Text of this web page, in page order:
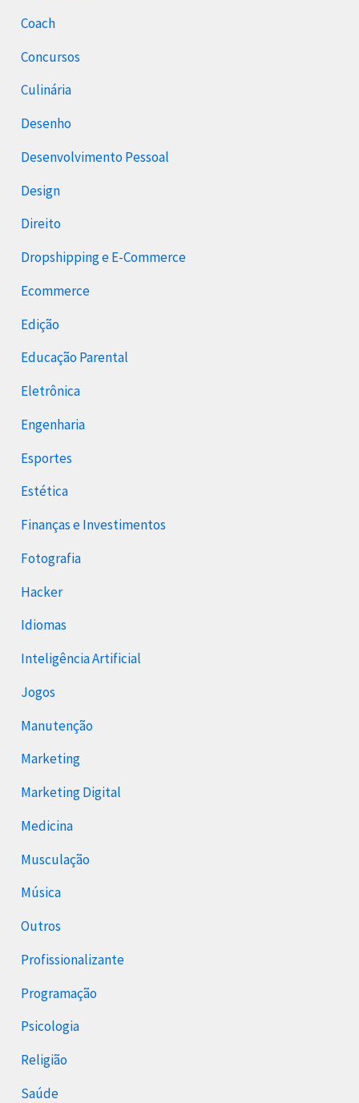
Coach
Concursos
Culinária
Desenho
Desenvolvimento Pessoal
Design
Direito
Dropshipping e E-Commerce
Ecommerce
Edição
Educação Parental
Eletrônica
Engenharia
Esportes
Estética
Finanças e Investimentos
Fotografia
Hacker
Idiomas
Inteligência Artificial
Jogos
Manutenção
Marketing
Marketing Digital
Medicina
Musculação
Música
Outros
Profissionalizante
Programação
Psicologia
Religião
Saúde